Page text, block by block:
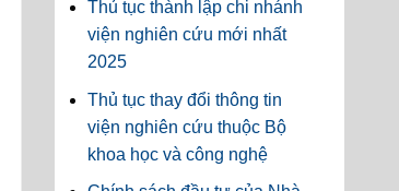
Thủ tục thành lập chi nhánh
viện nghiên cứu mới nhất
2025
Thủ tục thay đổi thông tin
viện nghiên cứu thuộc Bộ
khoa học và công nghệ